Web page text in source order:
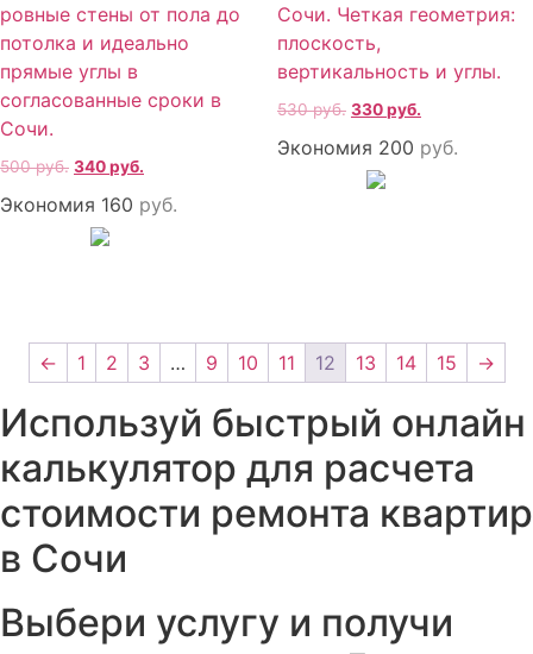
ровные стены от пола до
потолка и идеально
прямые углы в
согласованные сроки в
Сочи.
500руб. 340руб.
Экономия 160 руб.
Сочи. Четкая геометрия:
плоскость,
вертикальность и углы.
530руб. 330руб.
Экономия 200 руб.
← 1 2 3 … 9 10 11 12 13 14 15 →
Используй быстрый онлайн
калькулятор для расчета
стоимости ремонта квартир
в Сочи
Выбери услугу и получи